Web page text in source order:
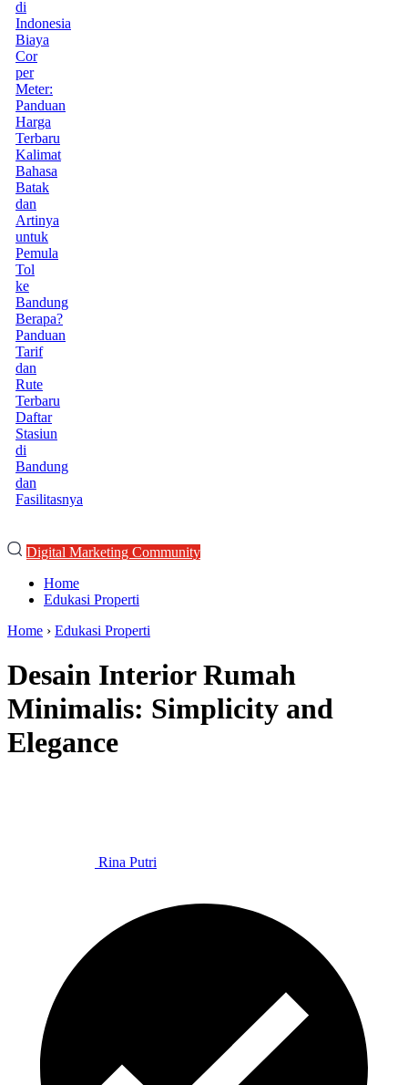
di
Indonesia
Biaya
Cor
per
Meter:
Panduan
Harga
Terbaru
Kalimat
Bahasa
Batak
dan
Artinya
untuk
Pemula
Tol
ke
Bandung
Berapa?
Panduan
Tarif
dan
Rute
Terbaru
Daftar
Stasiun
di
Bandung
dan
Fasilitasnya
Digital Marketing Community
Home
Edukasi Properti
Home › Edukasi Properti
Desain Interior Rumah
Minimalis: Simplicity and
Elegance
Rina Putri